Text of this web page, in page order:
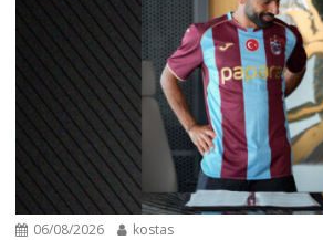
06/08/2026 kostas